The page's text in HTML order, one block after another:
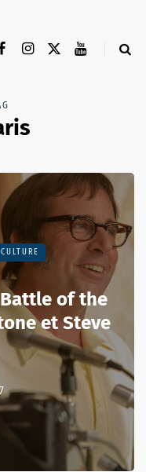
CULTURE
of the
et Steve